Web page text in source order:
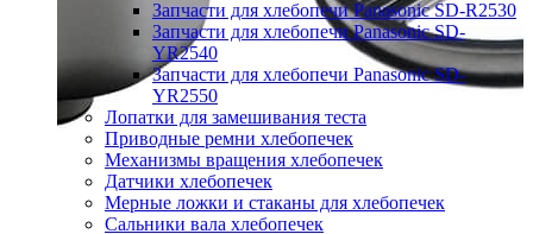
Запчасти для хлебопечи Panasonic SD-R2530
Запчасти для хлебопечи Panasonic SD-
YR2540
Запчасти для хлебопечи Panasonic SD-
YR2550
Лопатки для замешивания теста
Приводные ремни хлебопечек
Механизмы вращения хлебопечек
Датчики хлебопечек
Мерные ложки и стаканы для хлебопечек
Сальники вала хлебопечек